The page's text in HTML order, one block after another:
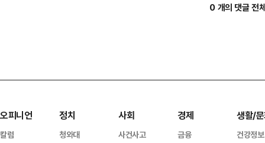
0 개의 댓글 전
오피니언
칼럼
정치
청와대
사회
사건사고
경제
금융
생활/
건강정보